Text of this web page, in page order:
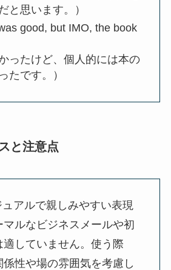
と思います。）
good, but IMO, the book
ったけど、個人的には本の
たです。）
と注意点
ュアルで親しみやすい表現
マルなビジネスメールや初
適していません。使う際
性や場の雰囲気を考慮し